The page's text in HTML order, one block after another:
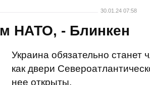
30.01.24 07:58
НАТО, - Блинкен
Украина обязательно станет
как двери
нее открыты.